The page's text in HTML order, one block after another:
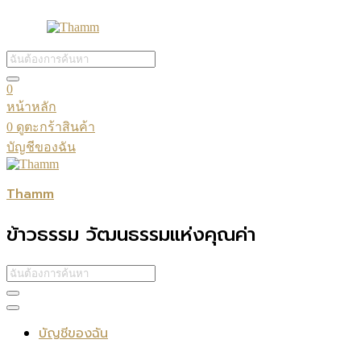
0
หน้าหลัก
0 ดูตะกร้าสินค้า
บัญชีของฉัน
Thamm
ข้าวธรรม วัฒนธรรมแห่งคุณค่า
บัญชีของฉัน